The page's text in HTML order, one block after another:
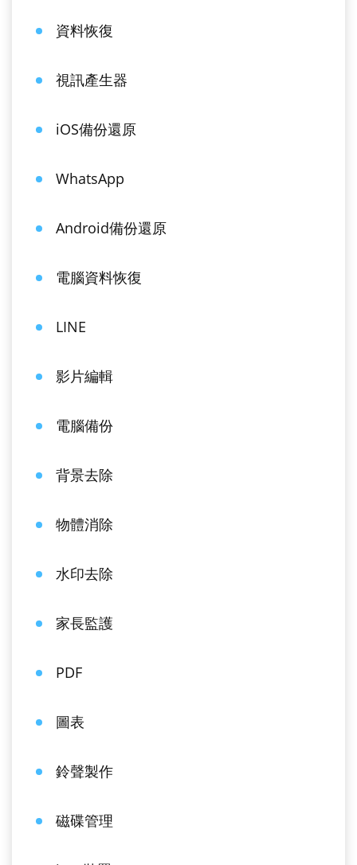
資料恢復
視訊產生器
iOS備份還原
WhatsApp
Android備份還原
電腦資料恢復
LINE
影片編輯
電腦備份
背景去除
物體消除
水印去除
家長監護
PDF
圖表
鈴聲製作
磁碟管理